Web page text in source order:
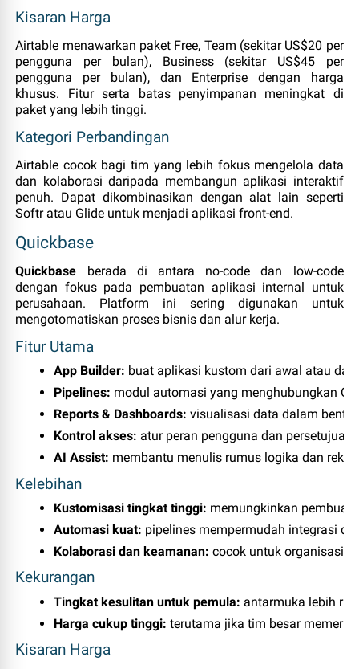
Kisaran Harga
Airtable menawarkan paket Free, Team (sekitar US$20 per
pengguna per bulan), Business (sekitar US$45 per
pengguna per bulan), dan Enterprise dengan harga
khusus. Fitur serta batas penyimpanan meningkat di
paket yang lebih tinggi.
Kategori Perbandingan
Airtable cocok bagi tim yang lebih fokus mengelola data
dan kolaborasi daripada membangun aplikasi interaktif
penuh. Dapat dikombinasikan dengan alat lain seperti
Softr atau Glide untuk menjadi aplikasi front‑end.
Quickbase
Quickbase berada di antara no‑code dan low‑code
dengan fokus pada pembuatan aplikasi internal untuk
perusahaan. Platform ini sering digunakan untuk
mengotomatiskan proses bisnis dan alur kerja.
Fitur Utama
App Builder: buat aplikasi kustom dari awal atau
Pipelines: modul automasi yang menghubungkan
Reports & Dashboards: visualisasi data dalam
Kontrol akses: atur peran pengguna dan
AI Assist: membantu menulis rumus logika dan
Kelebihan
Kustomisasi tingkat tinggi: memungkinkan
Automasi kuat: pipelines mempermudah integrasi
Kolaborasi dan keamanan: cocok untuk organisasi
Kekurangan
Tingkat kesulitan untuk pemula: antarmuka lebih
Harga cukup tinggi: terutama jika tim besar
Kisaran Harga